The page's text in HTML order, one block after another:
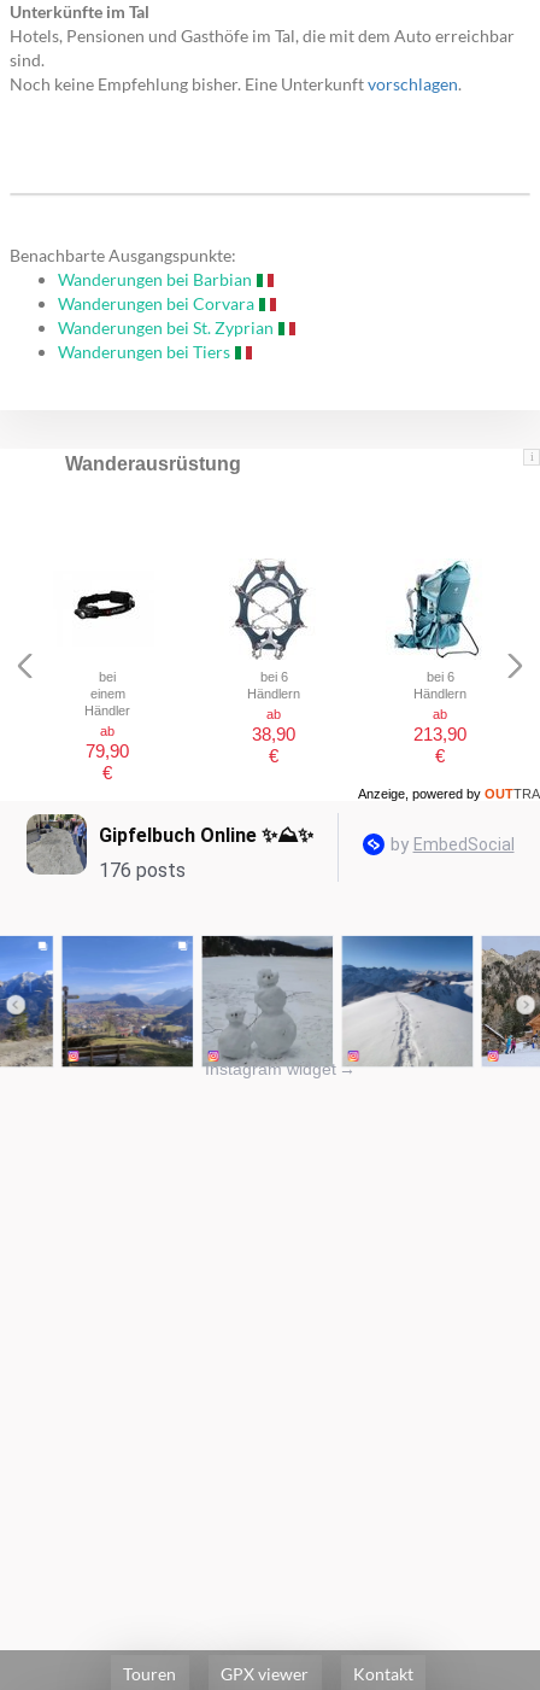
Unterkünfte im Tal
Hotels, Pensionen und Gasthöfe im Tal, die mit dem Auto erreichbar
sind.
Noch keine Empfehlung bisher. Eine Unterkunftvorschlagen.
Benachbarte Ausgangspunkte:
Wanderungen bei Barbian
Wanderungen bei Corvara
Wanderungen bei St. Zyprian
Wanderungen bei Tiers
i
Wanderausrüstung
bei
einem
Händler
ab
79,90
€
bei 6
Händlern
ab
38,90
€
bei 6
Händlern
ab
213,90
€
Anzeige, powered by OUTTRA
Instagram widget →
Touren GPX viewer Kontakt